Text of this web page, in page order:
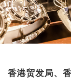
香港贸发局、